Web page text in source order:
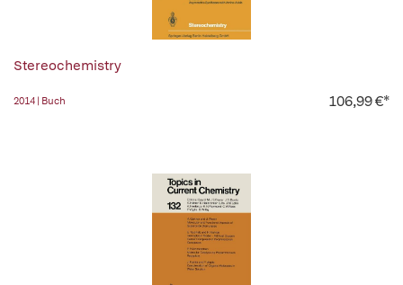
Stereochemistry
2014 | Buch 106,99 €*